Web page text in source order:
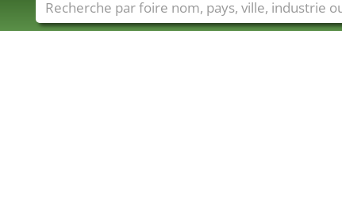
Foire noms Pays Villes Secteurs de foire